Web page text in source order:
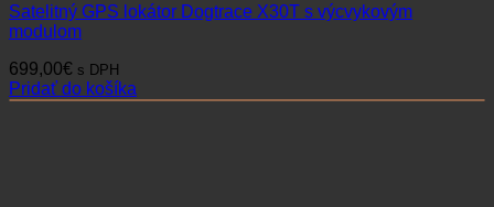
Satelitný GPS lokátor Dogtrace X30T s výcvykovým
modulom
699,00€ s DPH
Pridať do košíka